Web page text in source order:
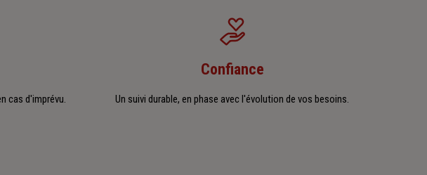
cas d'imprévu.
Confiance
Un suivi durable, en phase avec l'évolution de vos besoins.